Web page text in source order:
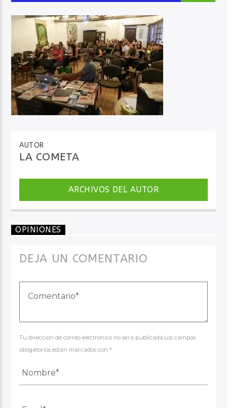
Audio en Vivo
AUTOR
LA COMETA
ARCHIVOS DEL AUTOR
OPINIONES
DEJA UN COMENTARIO
Tu dirección de correo electrónico no será publicada.Los campos
obligatorios están marcados con *